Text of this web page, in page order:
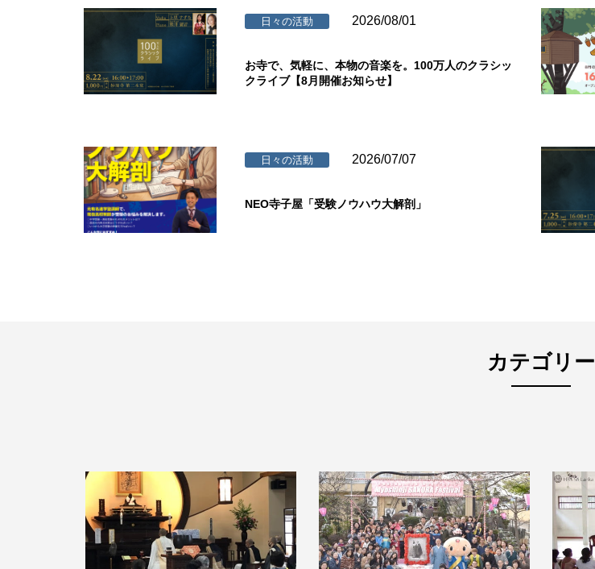
日々の活動 2026/08/01
お寺で、気軽に、本物の音楽を。100万人のクラシッ
クライブ【8月開催お知らせ】
日々の活動 2026/07/07
NEO寺子屋「受験ノウハウ大解剖」
カテゴリー